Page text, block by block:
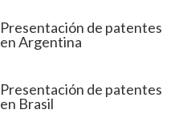
Presentación de patentes
en Argentina
Presentación de patentes
en Brasil